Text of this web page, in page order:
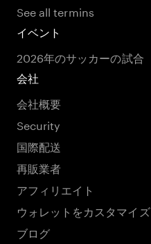
See all termins
イベント
2026年のサッカーの試合
会社
会社概要
Security
国際配送
再販業者
アフィリエイト
ウォレットをカスタマイズ
ブログ